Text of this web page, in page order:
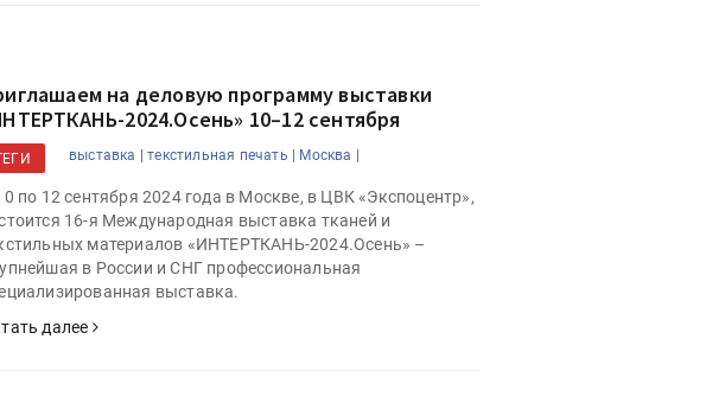
на деловую программу выставки
2024.Осень» 10–12 сентября
выставка | текстильная печать | Москва |
по 12 сентября 2024 года в Москве, в ЦВК «Экспоцентр»,
16-я Международная выставка тканей и
материалов «ИНТЕРТКАНЬ-2024.Осень» –
в России и СНГ профессиональная
выставка.
далее